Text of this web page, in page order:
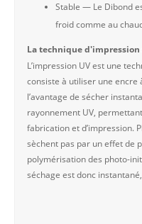
Stable — Le Dibond
froid comme au
La technique d'impression
L’impression UV est une
consiste à utiliser une encre
l’avantage de sécher
rayonnement UV,
fabrication et d’impression.
sèchent pas par un effet de
polymérisation des photo-
séchage est donc